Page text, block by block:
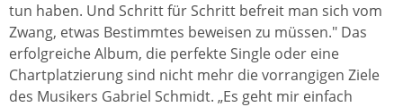
tun haben. Und Schritt für Schritt befreit man sich vom
Zwang, etwas Bestimmtes beweisen zu müssen." Das
erfolgreiche Album, die perfekte Single oder eine
Chartplatzierung sind nicht mehr die vorrangigen Ziele
des Musikers Gabriel Schmidt. „Es geht mir einfach